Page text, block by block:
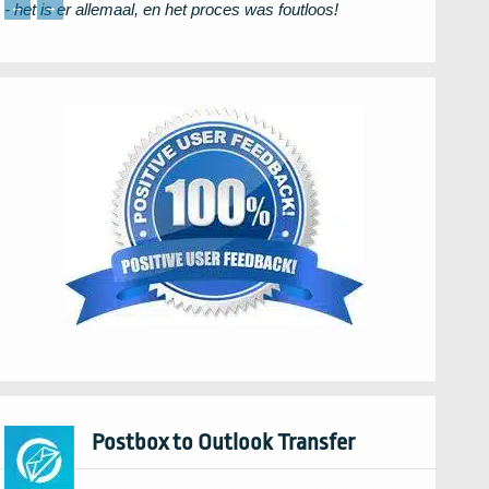
- het is er allemaal, en het proces was foutloos!
← →
Postbox to Outlook Transfer